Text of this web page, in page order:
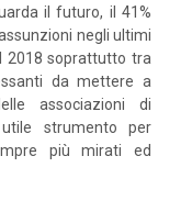
il futuro, il 41%
negli ultimi
2018 soprattutto tra
da mettere a
associazioni di
strumento per
più mirati ed